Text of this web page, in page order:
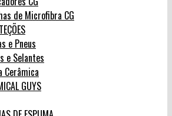
de Microfibra CG
e Pneus
e Selantes
Cerâmica
GUYS